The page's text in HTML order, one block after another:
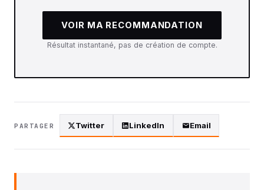
VOIR MA RECOMMANDATION
Résultat instantané, pas de création de compte.
PARTAGER Twitter LinkedIn Email